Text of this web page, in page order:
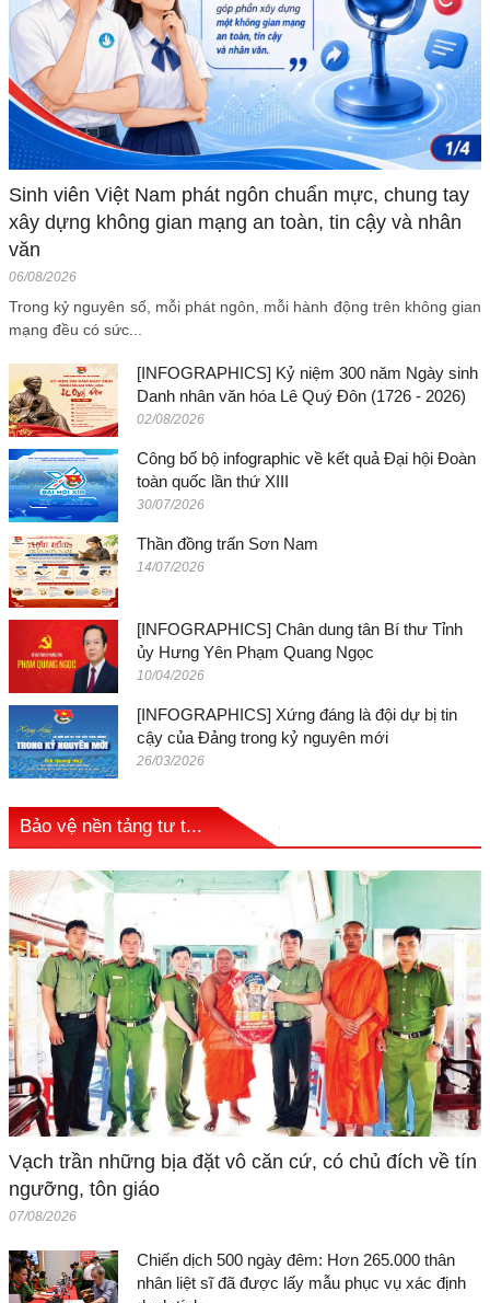
Sinh viên Việt Nam phát ngôn chuẩn mực, chung tay
xây dựng không gian mạng an toàn, tin cậy và nhân
văn
06/08/2026
Trong kỷ nguyên số, mỗi phát ngôn, mỗi hành động trên không gian
mạng đều có sức...
[INFOGRAPHICS] Kỷ niệm 300 năm Ngày sinh
Danh nhân văn hóa Lê Quý Đôn (1726 - 2026)
02/08/2026
Công bố bộ infographic về kết quả Đại hội Đoàn
toàn quốc lần thứ XIII
30/07/2026
Thần đồng trấn Sơn Nam
14/07/2026
[INFOGRAPHICS] Chân dung tân Bí thư Tỉnh
ủy Hưng Yên Phạm Quang Ngọc
10/04/2026
[INFOGRAPHICS] Xứng đáng là đội dự bị tin
cậy của Đảng trong kỷ nguyên mới
26/03/2026
Bảo vệ nền tảng tư t...
Vạch trần những bịa đặt vô căn cứ, có chủ đích về tín
ngưỡng, tôn giáo
07/08/2026
Chiến dịch 500 ngày đêm: Hơn 265.000 thân
nhân liệt sĩ đã được lấy mẫu phục vụ xác định